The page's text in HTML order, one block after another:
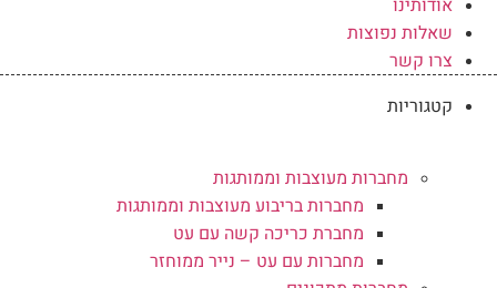
שאלות נפוצות
צרו קשר
קטגוריות
מחברות מעוצבות וממותגות
מחברות בריבוע מעוצבות וממותגות
מחברת כריכה קשה עם עט
מחברות עם עט – נייר ממוחזר